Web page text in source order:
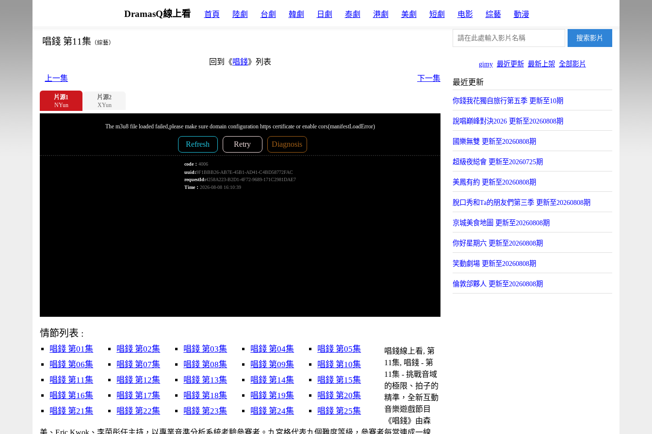
DramasQ線上看 首頁 陸劇 台劇 韓劇 日劇 泰劇 港劇 美劇 短劇 电影 綜藝 動漫
gimy 最近更新 最新上架 全部影片
唱錢 第11集 （綜藝）
回到《唱錢》列表
上一集
下一集
片源1
NYun
片源2
XYun
情節列表 :
唱錢 第01集 唱錢 第02集 唱錢 第03集 唱錢 第04集
唱錢 第05集
唱錢 第06集
唱錢 第07集 唱錢 第08集 唱錢 第09集
唱錢 第10集
唱錢 第11集
唱錢 第12集 唱錢 第13集 唱錢 第14集
唱錢 第15集
唱錢 第16集
唱錢 第17集 唱錢 第18集 唱錢 第19集
唱錢 第20集
唱錢 第21集
唱錢 第22集 唱錢 第23集 唱錢 第24集 唱錢 第25集
唱錢線上看, 第
11集, 唱錢 - 第
11集 - 挑戰音域
的極限、拍子的
精準，全新互動
音樂遊戲節目
《唱錢》由森
美、Eric Kwok、李茵彤任主持，以專業音準分析系統考驗參賽者。九宮格代表九個難度等級，參賽者每當連成一線
最近更新
你錢我花獨自旅行第五季 更新至10期
說唱巔峰對決2026 更新至20260808期
國樂無雙 更新至20260808期
超級夜縂會 更新至20260725期
美鳳有約 更新至20260808期
脫口秀和Ta的朋友們第三季 更新至20260808期
京城美食地圖 更新至20260808期
你好星期六 更新至20260808期
笑動劇場 更新至20260808期
倫敦郃夥人 更新至20260808期